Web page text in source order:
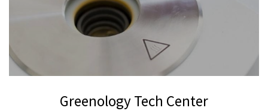
Greenology Tech Center